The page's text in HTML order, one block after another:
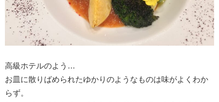
高級ホテルのよう…
お皿に散りばめられたゆかりのようなものは味がよくわか
らず。